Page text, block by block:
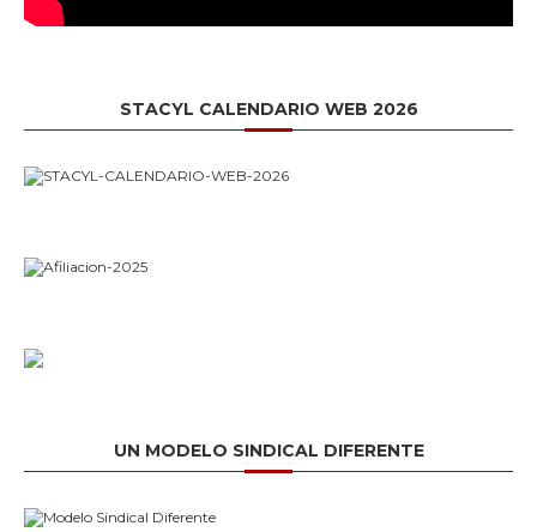
STACYL CALENDARIO WEB 2026
UN MODELO SINDICAL DIFERENTE